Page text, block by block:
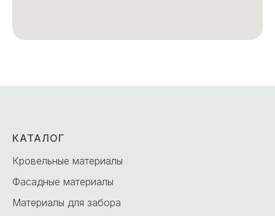
КАТАЛОГ
Кровельные материалы
Фасадные материалы
Материалы для забора